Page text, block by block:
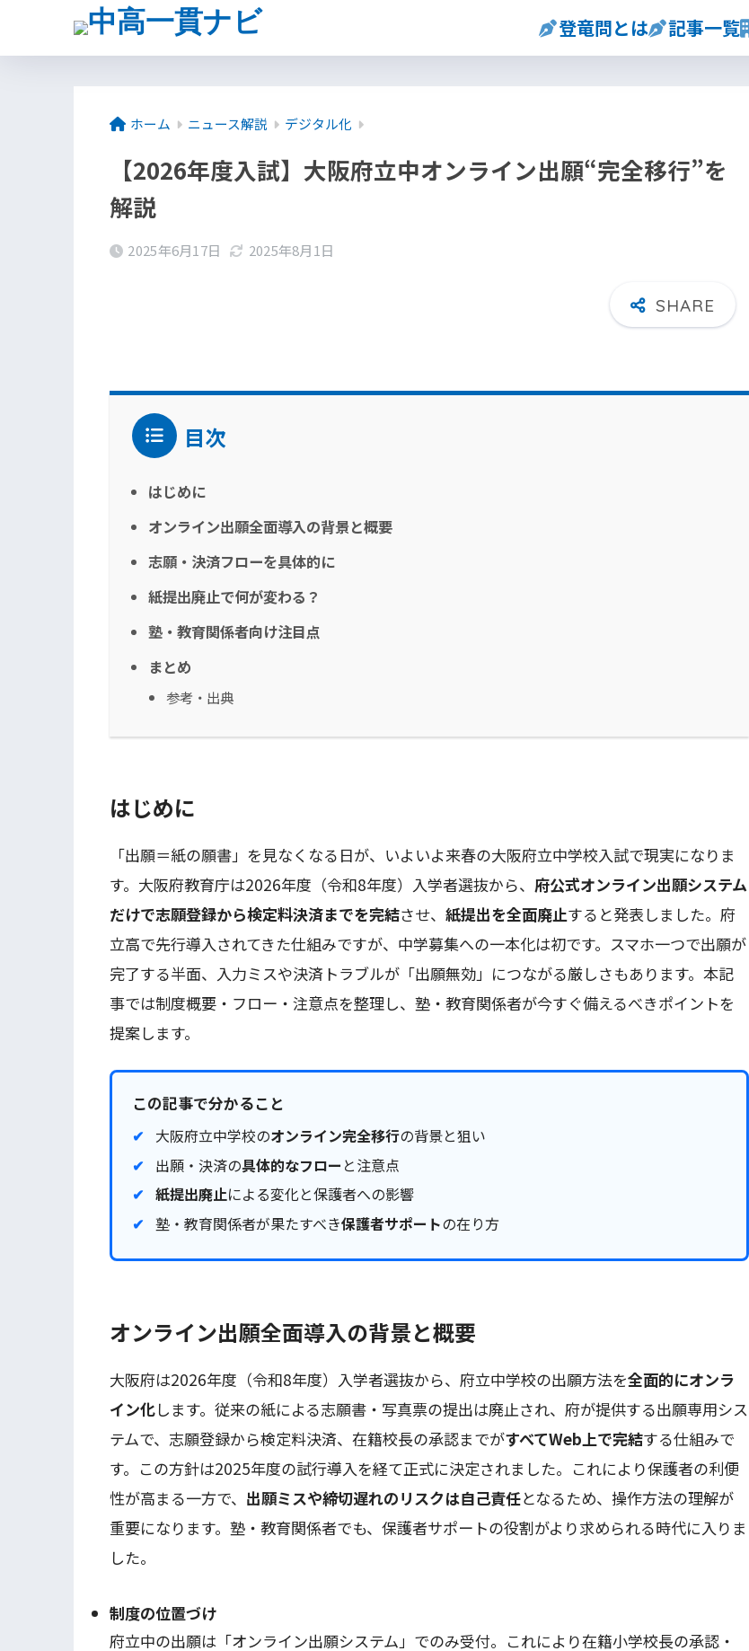
登竜問とは 記事一覧
ホーム ニュース解説 デジタル化
【2026年度入試】大阪府立中オンライン出願“完全移行”を
解説
2025年6月17日 2025年8月1日
目次
はじめに
オンライン出願全面導入の背景と概要
志願・決済フローを具体的に
紙提出廃止で何が変わる？
塾・教育関係者向け注目点
まとめ
参考・出典
はじめに
「出願＝紙の願書」を見なくなる日が、いよいよ来春の大阪府立中学校入試で現実になりま
す。大阪府教育庁は2026年度（令和8年度）入学者選抜から、 府公式オンライン出願システム
だけで志願登録から検定料決済までを完結させ、 紙提出を全面廃止すると発表しました。府
立高で先行導入されてきた仕組みですが、中学募集への一本化は初です。スマホ一つで出願が
完了する半面、入力ミスや決済トラブルが「出願無効」につながる厳しさもあります。本記
事では制度概要・フロー・注意点を整理し、塾・教育関係者が今すぐ備えるべきポイントを
提案します。
この記事で分かること
大阪府立中学校のオンライン完全移行の背景と狙い
出願・決済の具体的なフロー と注意点
紙提出廃止による変化と保護者への影響
塾・教育関係者が果たすべき保護者サポートの在り方
オンライン出願全面導入の背景と概要
大阪府は2026年度（令和8年度）入学者選抜から、府立中学校の出願方法を全面的にオンラ
イン化します。従来の紙による志願書・写真票の提出は廃止され、府が提供する出願専用シス
テムで、志願登録から検定料決済、在籍校長の承認までがすべてWeb上で完結する仕組みで
す。この方針は2025年度の試行導入を経て正式に決定されました。これにより保護者の利便
性が高まる一方で、 出願ミスや締切遅れのリスクは自己責任となるため、操作方法の理解が
重要になります。塾・教育関係者でも、保護者サポートの役割がより求められる時代に入りま
した。
制度の位置づけ
府立中の出願は「オンライン出願システム」でのみ受付。これにより在籍小学校長の承認・